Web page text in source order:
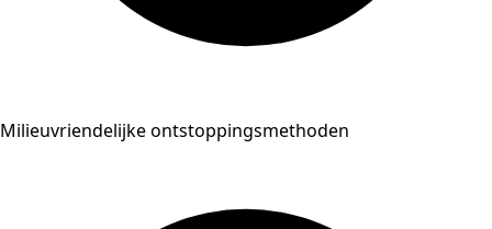
Milieuvriendelijke ontstoppingsmethoden